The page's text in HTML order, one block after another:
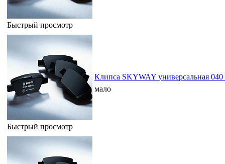
Быстрый просмотр
Быстрый просмотр
Клипса SKYWAY универсальная 040
мало